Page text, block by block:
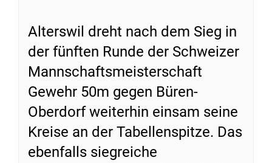
Alterswil dreht nach dem Sieg in
der fünften Runde der Schweizer
Mannschaftsmeisterschaft
Gewehr 50m gegen Büren-
Oberdorf weiterhin einsam seine
Kreise an der Tabellenspitze. Das
ebenfalls siegreiche